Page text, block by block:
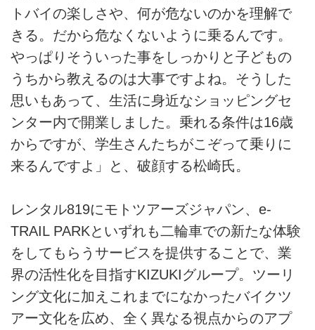
トバイの楽しさや、何が危ないのかを理解で
きる。だから危なくないように乗るんです。
やっぱりそういった事をしっかりと子どもの
うちから教えるのは大事ですよね。そうした
思いもあって、生活に身近なショッピングセ
ンター内で開業しました。乗れる条件は16歳
からですが、学生さんたちがこぞって乗りに
来るんですよ」と、破顔する松崎氏。
レンタル819にモトツアーズジャパン、e-
TRAIL PARKといずれも二輪車での新たな体験
をしてもらうサービスを提供することで、業
界の活性化を目指すKIZUKIグループ。ツーリ
ング文化に加えこれまでになかったバイクツ
アー文化を広め、全く異なる視点からのアプ